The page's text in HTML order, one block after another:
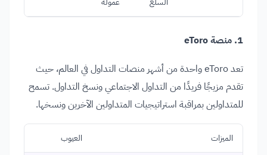
1. منصة
eToro
تعد eToro واحدة من أشهر منصات التداول في العالم، حيث
تقدم مزيجًا فريدًا من التداول الاجتماعي ونسخ التداول. تسمح
للمتداولين بمراقبة استراتيجيات المتداولين الآخرين ونسخها.
الميزات العيوب